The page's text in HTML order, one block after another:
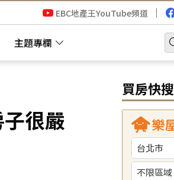
主題專欄
EBC地產王YouTube頻道
很嚴
買房快搜